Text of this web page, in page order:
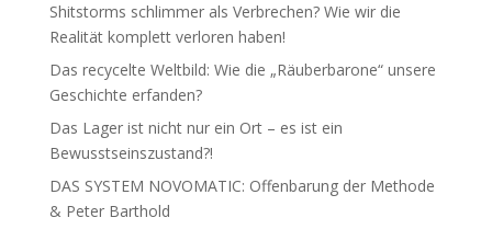
Shitstorms schlimmer als Verbrechen? Wie wir die
Realität komplett verloren haben!
Das recycelte Weltbild: Wie die „Räuberbarone“ unsere
Geschichte erfanden?
Das Lager ist nicht nur ein Ort – es ist ein
Bewusstseinszustand?!
DAS SYSTEM NOVOMATIC: Offenbarung der Methode
& Peter Barthold